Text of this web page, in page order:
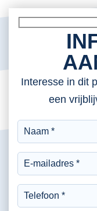
Interesse in dit
een